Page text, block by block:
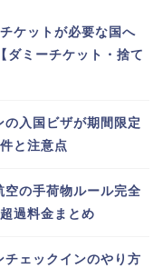
ケットが必要な国へ
ダミーチケット・捨て
の入国ビザが期間限定
と注意点
空の手荷物ルール完全
過料金まとめ
チェックインのやり方